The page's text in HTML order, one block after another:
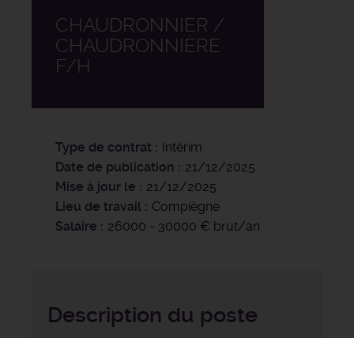
CHAUDRONNIER /
CHAUDRONNIÈRE
F/H
Type de contrat
Intérim
Date de publication
21/12/2025
Mise à jour le
21/12/2025
Lieu de travail
Compiègne
Salaire
26000 - 30000 € brut/an
Description du poste